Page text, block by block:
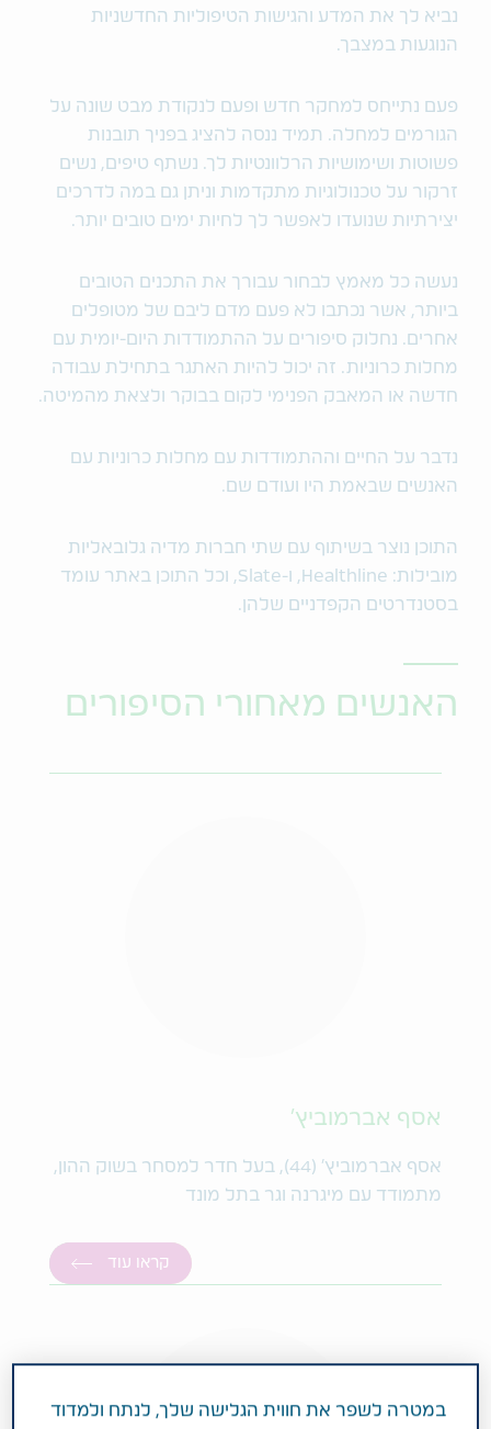
נביא לך את המדע והגישות הטיפוליות החדשניות
הנוגעות במצבך.
פעם נתייחס למחקר חדש ופעם לנקודת מבט שונה על
הגורמים למחלה. תמיד ננסה להציג בפניך תובנות
פשוטות ושימושיות הרלוונטיות לך. נשתף טיפים, נשים
זרקור על טכנולוגיות מתקדמות וניתן גם במה לדרכים
יצירתיות שנועדו לאפשר לך לחיות ימים טובים יותר.
נעשה כל מאמץ לבחור עבורך את התכנים הטובים
ביותר, אשר נכתבו לא פעם מדם ליבם של מטופלים
אחרים. נחלוק סיפורים על ההתמודדות היום-יומית עם
מחלות כרוניות. זה יכול להיות האתגר בתחילת עבודה
חדשה או המאבק הפנימי לקום בבוקר ולצאת מהמיטה.
נדבר על החיים וההתמודדות עם מחלות כרוניות עם
האנשים שבאמת היו ועודם שם.
התוכן נוצר בשיתוף עם שתי חברות מדיה גלובאליות
מובילות: Healthline, ו-Slate, וכל התוכן באתר עומד
בסטנדרטים הקפדניים שלהן.
האנשים מאחורי הסיפורים
אסף אברמוביץ'
אסף אברמוביץ' (44), בעל חדר למסחר בשוק ההון,
מתמודד עם מיגרנה וגר בתל מונד
קראו עוד
במטרה לשפר את חווית הגלישה שלך, לנתח ולמדוד